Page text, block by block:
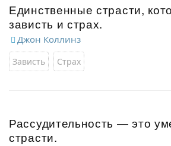
Единственные страсти,
зависть и страх.
Джон Коллинз
Зависть Страх
Рассудительность — это
страсти.